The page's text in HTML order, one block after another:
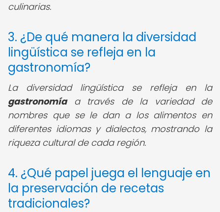
culinarias.
3. ¿De qué manera la diversidad
lingüística se refleja en la
gastronomía?
La diversidad lingüística se refleja en la
gastronomíaa través de la variedad de
nombres que se le dan a los alimentos en
diferentes idiomas y dialectos, mostrando la
riqueza cultural de cada región.
4. ¿Qué papel juega el lenguaje en
la preservación de recetas
tradicionales?